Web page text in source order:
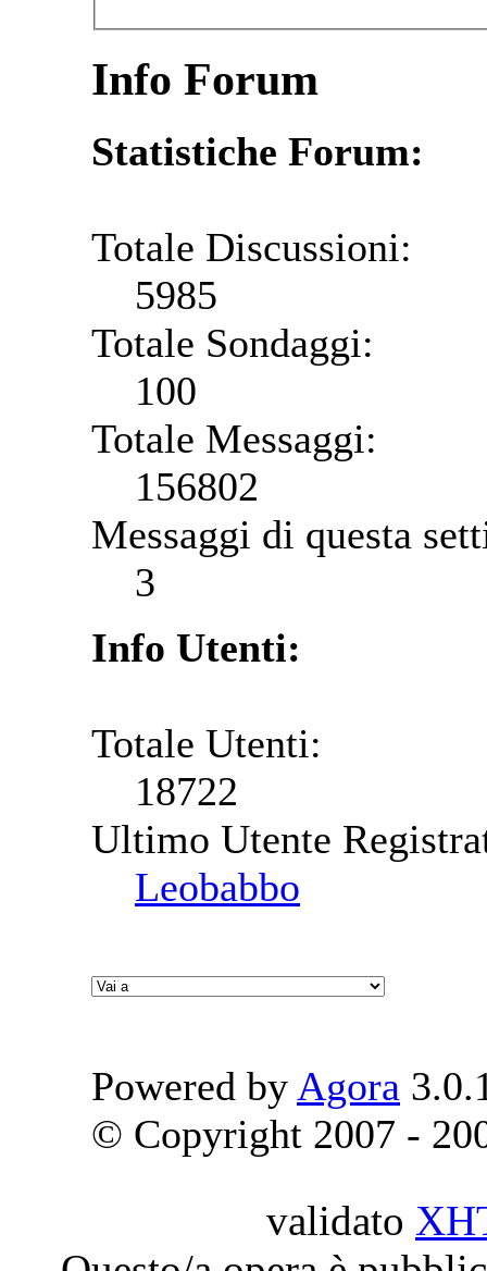
Info Forum
Statistiche Forum:
Totale Discussioni:
5985
Totale Sondaggi:
100
Totale Messaggi:
156802
Messaggi di questa
3
Info Utenti:
Totale Utenti:
18722
Ultimo Utente
Leobabbo
Powered by Agora
© Copyright 2007 -
validato